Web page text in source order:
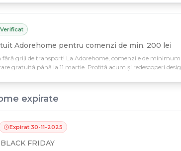
Verificat
Adorehome pentru comenzi de min. 200 lei
fără griji de transport! La Adorehome, comenzile de
gratuită până la 11 martie. Profită acum și redescoperi
expirate
Expirat 30-11-2025
BLACK FRIDAY